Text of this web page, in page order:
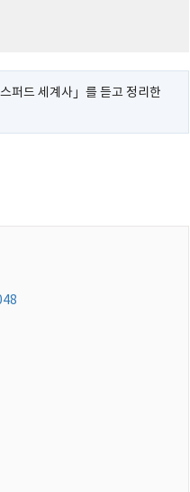
퍼드 세계사」를 듣고 정리한